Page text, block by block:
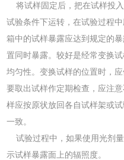
将试样固定后，把在试样投
试验条件下运转，在试验过程
箱中的试样暴露应达到规定的
置同时暴露。较好是经常变换
均匀性。变换试样的位置时，
要取出试样作定期检查，应注
样应按原状放回各自试样架或
一致。
试验过程中，如果使用光剂
示试样暴露面上的辐照度。